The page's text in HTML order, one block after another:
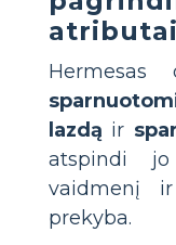
Hermesas
lazdą ir
atspindi
vaidmenį
prekyba.